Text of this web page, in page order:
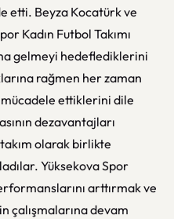
etti. Beyza Kocatürk ve
Kadın Futbol Takımı
gelmeyi hedeflediklerini
rağmen her zaman
ettiklerini dile
dezavantajları
olarak birlikte
Yüksekova Spor
arttırmak ve
çalışmalarına devam